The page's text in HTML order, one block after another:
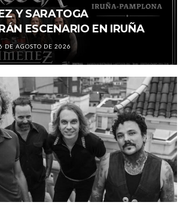
Y SARATOGA
ESCENARIO EN IRUÑA
DE AGOSTO DE 2026